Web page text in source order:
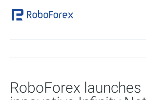
RoboForex launches